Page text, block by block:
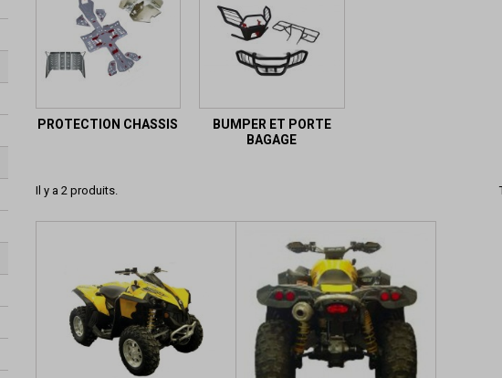
PROTECTION CHASSIS
BUMPER ET PORTE
BAGAGE
Il y a 2 produits.